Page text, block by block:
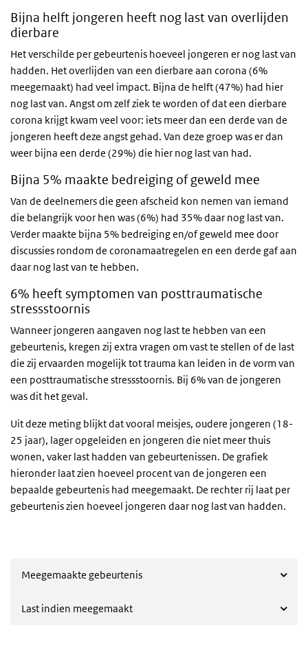
Bijna helft jongeren heeft nog last van overlijden
dierbare
Het verschilde per gebeurtenis hoeveel jongeren er nog last van
hadden. Het overlijden van een dierbare aan corona (6%
meegemaakt) had veel impact. Bijna de helft (47%) had hier
nog last van. Angst om zelf ziek te worden of dat een dierbare
corona krijgt kwam veel voor: iets meer dan een derde van de
jongeren heeft deze angst gehad. Van deze groep was er dan
weer bijna een derde (29%) die hier nog last van had.
Bijna 5% maakte bedreiging of geweld mee
Van de deelnemers die geen afscheid kon nemen van iemand
die belangrijk voor hen was (6%) had 35% daar nog last van.
Verder maakte bijna 5% bedreiging en/of geweld mee door
discussies rondom de coronamaatregelen en een derde gaf aan
daar nog last van te hebben.
6% heeft symptomen van posttraumatische
stressstoornis
Wanneer jongeren aangaven nog last te hebben van een
gebeurtenis, kregen zij extra vragen om vast te stellen of de last
die zij ervaarden mogelijk tot trauma kan leiden in de vorm van
een posttraumatische stressstoornis. Bij 6% van de jongeren
was dit het geval.
Uit deze meting blijkt dat vooral meisjes, oudere jongeren (18-
25 jaar), lager opgeleiden en jongeren die niet meer thuis
wonen, vaker last hadden van gebeurtenissen. De grafiek
hieronder laat zien hoeveel procent van de jongeren een
bepaalde gebeurtenis had meegemaakt. De rechter rij laat per
gebeurtenis zien hoeveel jongeren daar nog last van hadden.
Meegemaakte gebeurtenis
Last indien meegemaakt